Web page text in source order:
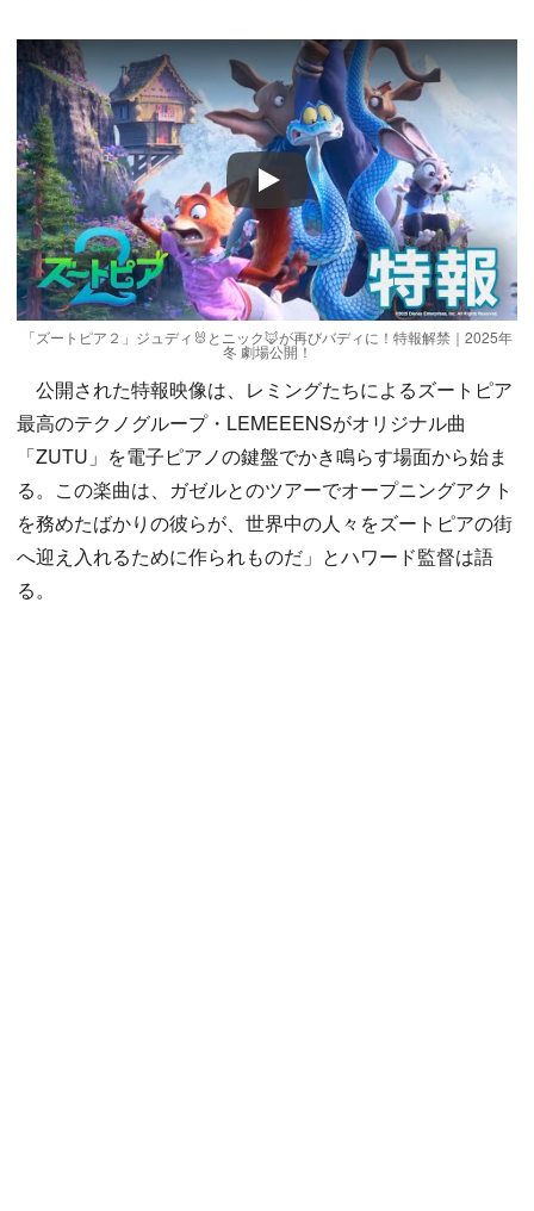
Play
「ズートピア２」ジュディ🐰とニック🦊が再びバディに！特報解禁｜2025年
冬 劇場公開！
公開された特報映像は、レミングたちによるズートピア
最高のテクノグループ・LEMEEENSがオリジナル曲
「ZUTU」を電子ピアノの鍵盤でかき鳴らす場面から始ま
る。この楽曲は、ガゼルとのツアーでオープニングアクト
を務めたばかりの彼らが、世界中の人々をズートピアの街
へ迎え入れるために作られものだ」とハワード監督は語
る。